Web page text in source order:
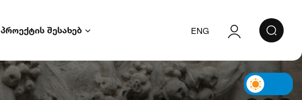
პროექტის შესახებ ENG
ავტორიზაცია
რეგისტრაცია